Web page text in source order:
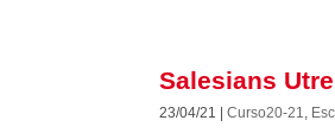
Salesians
23/04/21 |Curso20-21,